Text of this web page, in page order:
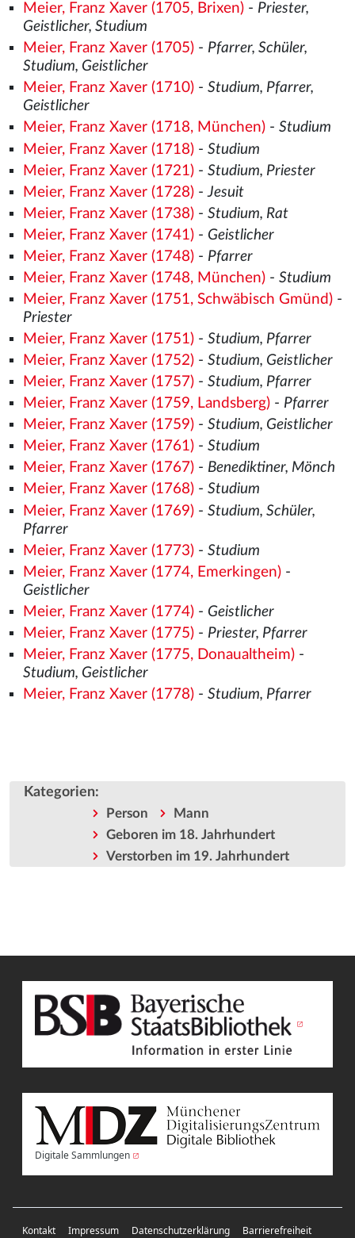
Meier, Franz Xaver (1705, Brixen)- Priester,
Geistlicher, Studium
Meier, Franz Xaver (1705)- Pfarrer, Schüler,
Studium, Geistlicher
Meier, Franz Xaver (1710)- Studium, Pfarrer,
Geistlicher
Meier, Franz Xaver (1718, München)- Studium
Meier, Franz Xaver (1718)- Studium
Meier, Franz Xaver (1721)- Studium, Priester
Meier, Franz Xaver (1728)- Jesuit
Meier, Franz Xaver (1738)- Studium, Rat
Meier, Franz Xaver (1741)- Geistlicher
Meier, Franz Xaver (1748)- Pfarrer
Meier, Franz Xaver (1748, München)- Studium
Meier, Franz Xaver (1751, Schwäbisch Gmünd)-
Priester
Meier, Franz Xaver (1751)- Studium, Pfarrer
Meier, Franz Xaver (1752)- Studium, Geistlicher
Meier, Franz Xaver (1757)- Studium, Pfarrer
Meier, Franz Xaver (1759, Landsberg)- Pfarrer
Meier, Franz Xaver (1759)- Studium, Geistlicher
Meier, Franz Xaver (1761)- Studium
Meier, Franz Xaver (1767)- Benediktiner, Mönch
Meier, Franz Xaver (1768)- Studium
Meier, Franz Xaver (1769)- Studium, Schüler,
Pfarrer
Meier, Franz Xaver (1773)- Studium
Meier, Franz Xaver (1774, Emerkingen)-
Geistlicher
Meier, Franz Xaver (1774)- Geistlicher
Meier, Franz Xaver (1775)- Priester, Pfarrer
Meier, Franz Xaver (1775, Donaualtheim)-
Studium, Geistlicher
Meier, Franz Xaver (1778)- Studium, Pfarrer
Kategorien:
Person
Mann
Geboren im 18. Jahrhundert
Verstorben im 19. Jahrhundert
Digitale Sammlungen
Kontakt Impressum Datenschutzerklärung Barrierefreiheit